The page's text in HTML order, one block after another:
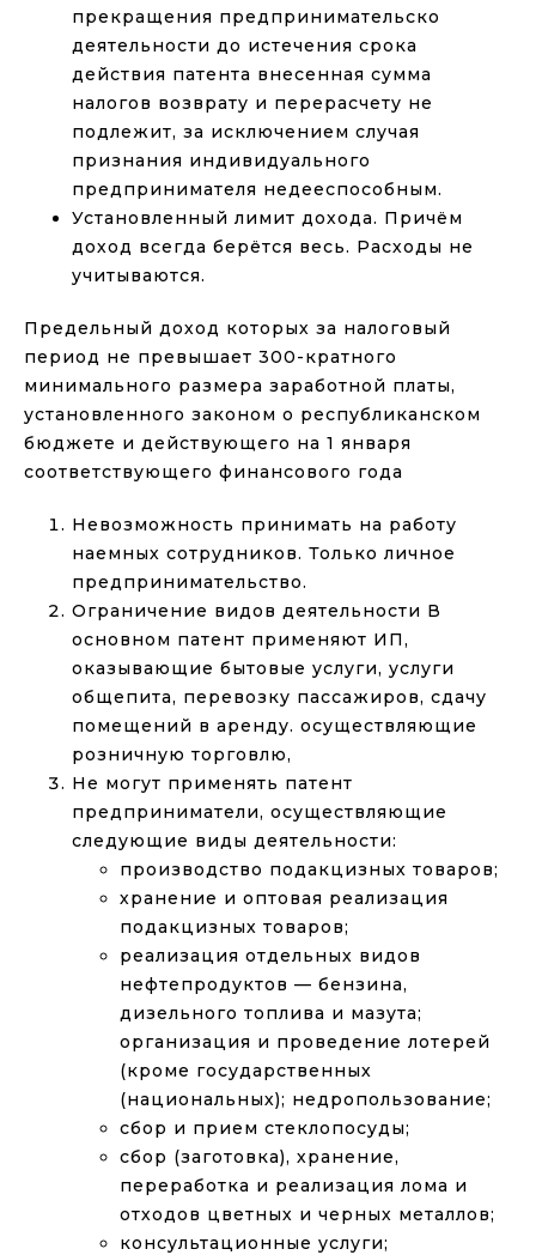
прекращения предпринимательско
деятельности до истечения срока
действия патента внесенная сумма
налогов возврату и перерасчету не
подлежит, за исключением случая
признания индивидуального
предпринимателя недееспособным.
Установленный лимит дохода. Причём
доход всегда берётся весь. Расходы не
учитываются.
Предельный доход которых за налоговый
период не превышает 300-кратного
минимального размера заработной платы,
установленного законом о республиканском
бюджете и действующего на 1 января
соответствующего финансового года
Невозможность принимать на работу
наемных сотрудников. Только личное
предпринимательство.
Ограничение видов деятельности В
основном патент применяют ИП,
оказывающие бытовые услуги, услуги
общепита, перевозку пассажиров, сдачу
помещений в аренду. осуществляющие
розничную торговлю,
Не могут применять патент
предприниматели, осуществляющие
следующие виды деятельности:
производство подакцизных товаров;
хранение и оптовая реализация
подакцизных товаров;
реализация отдельных видов
нефтепродуктов — бензина,
дизельного топлива и мазута;
организация и проведение лотерей
(кроме государственных
(национальных); недропользование;
сбор и прием стеклопосуды;
сбор (заготовка), хранение,
переработка и реализация лома и
отходов цветных и черных металлов;
консультационные услуги;